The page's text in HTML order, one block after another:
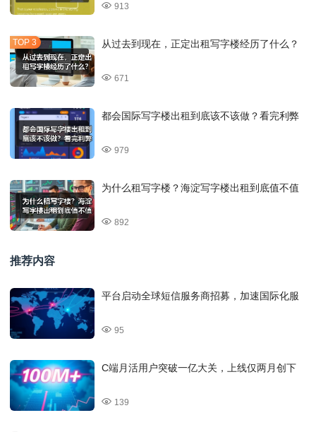
913
从过去到现在，正定出租写字楼经历了什么？
671
都会国际写字楼出租到底该不该做？看完利弊
979
为什么租写字楼？海淀写字楼出租到底值不值
892
推荐内容
平台启动全球短信服务商招募，加速国际化服
95
C端月活用户突破一亿大关，上线仅两月创下
139